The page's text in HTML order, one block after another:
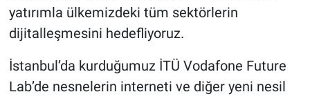
yatırımla ülkemizdeki tüm sektörlerin
dijitalleşmesini hedefliyoruz.
İstanbul’da kurduğumuz İTÜ Vodafone Future
Lab’de nesnelerin interneti ve diğer yeni nesil